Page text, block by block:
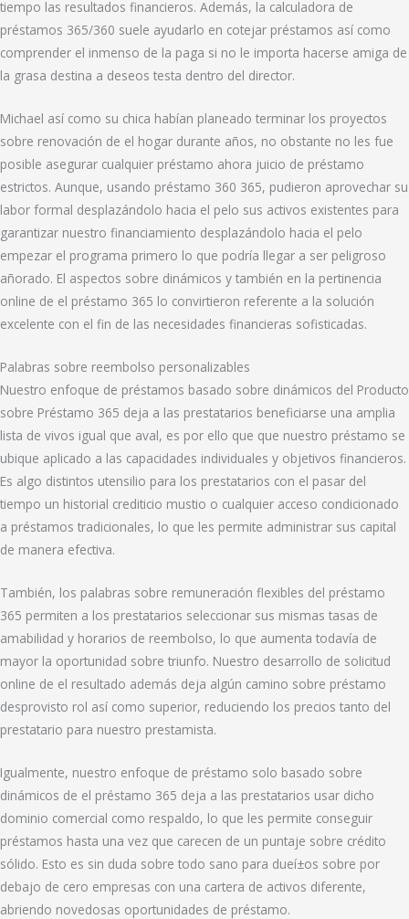
tiempo las resultados financieros. Además, la calculadora de
préstamos 365/360 suele ayudarlo en cotejar préstamos así­ como
comprender el inmenso de la paga si no le importa hacerse amiga de
la grasa destina a deseos testa dentro del director.
Michael así­ como su chica habían planeado terminar los proyectos
sobre renovación de el hogar durante años, no obstante no les fue
posible asegurar cualquier préstamo ahora juicio de préstamo
estrictos. Aunque, usando préstamo 360 365, pudieron aprovechar su
labor formal desplazándolo hacia el pelo sus activos existentes para
garantizar nuestro financiamiento desplazándolo hacia el pelo
empezar el programa primero lo que podrí­a llegar a ser peligroso
añorado. El aspectos sobre dinámicos y también en la pertinencia
online de el préstamo 365 lo convirtieron referente a la solución
excelente con el fin de las necesidades financieras sofisticadas.
Palabras sobre reembolso personalizables
Nuestro enfoque de préstamos basado sobre dinámicos del Producto
sobre Préstamo 365 deja a las prestatarios beneficiarse una amplia
lista de vivos igual que aval, es por ello que que nuestro préstamo se
ubique aplicado a las capacidades individuales y objetivos financieros.
Es algo distintos utensilio para los prestatarios con el pasar del
tiempo un historial crediticio mustio o cualquier acceso condicionado
a préstamos tradicionales, lo que les permite administrar sus capital
de manera efectiva.
También, los palabras sobre remuneración flexibles del préstamo
365 permiten a los prestatarios seleccionar sus mismas tasas de
amabilidad y horarios de reembolso, lo que aumenta todavía de
mayor la oportunidad sobre triunfo. Nuestro desarrollo de solicitud
online de el resultado además deja algún camino sobre préstamo
desprovisto rol así­ como superior, reduciendo los precios tanto del
prestatario para nuestro prestamista.
Igualmente, nuestro enfoque de préstamo solo basado sobre
dinámicos de el préstamo 365 deja a las prestatarios usar dicho
dominio comercial como respaldo, lo que les permite conseguir
préstamos hasta una vez que carecen de un puntaje sobre crédito
sólido. Esto es sin duda sobre todo sano para dueí±os sobre por
debajo de cero empresas con una cartera de activos diferente,
abriendo novedosas oportunidades de préstamo.